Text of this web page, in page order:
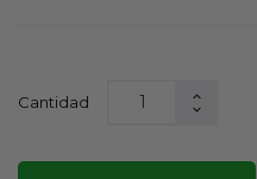
Cantidad